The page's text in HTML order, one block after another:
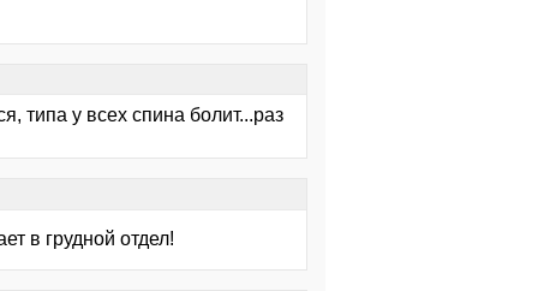
типа у всех спина болит...раз
в грудной отдел!